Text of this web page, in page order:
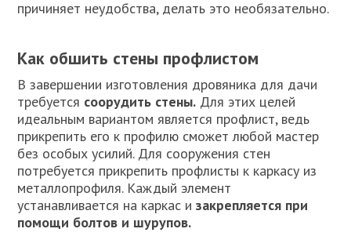
причиняет неудобства, делать это необязательно.
Как обшить стены профлистом
В завершении изготовления дровяника для дачи
требуется соорудить стены. Для этих целей
идеальным вариантом является профлист, ведь
прикрепить его к профилю сможет любой мастер
без особых усилий. Для сооружения стен
потребуется прикрепить профлисты к каркасу из
металлопрофиля. Каждый элемент
устанавливается на каркас изакрепляется при
помощи болтов и шурупов.